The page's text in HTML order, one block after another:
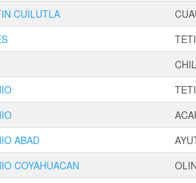
CUILUTLA
ABAD
COYAHUACAN